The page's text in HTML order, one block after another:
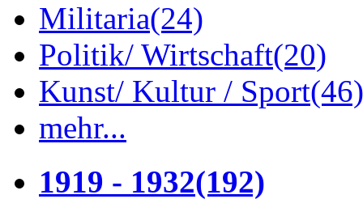
Militaria(24)
Politik/ Wirtschaft(20)
Kunst/ Kultur / Sport(46)
mehr...
1919 - 1932(192)